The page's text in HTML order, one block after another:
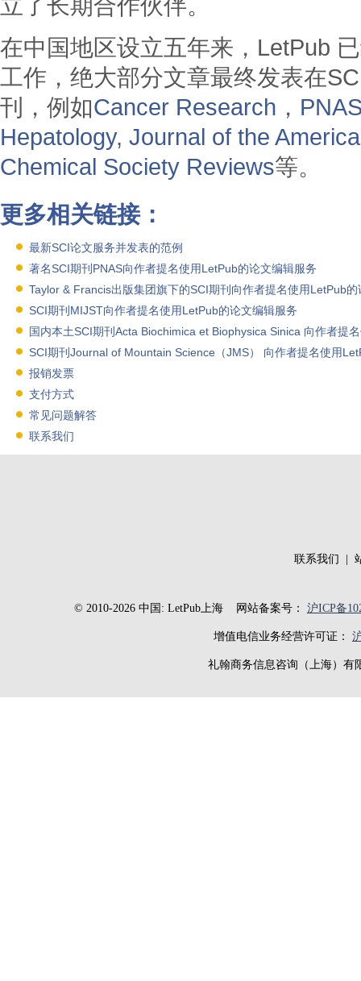
在中国地区设立五年来，LetPub
工作，绝大部分文章最终发表在
刊，例如Cancer Research ，
Hepatology, Journal of the
Chemical Society Reviews等。
更多相关链接：
最新SCI论文服务并发表的范例
著名SCI期刊PNAS向作者提名使用LetPub的论文编辑服务
Taylor & Francis出版集团旗下的SCI期刊向作者提名使用LetPub
SCI期刊MIJST向作者提名使用LetPub的论文编辑服务
国内本土SCI期刊Acta Biochimica et Biophysica Sinica 向作者提
SCI期刊Journal of Mountain Science（JMS） 向作者提名使用
报销发票
支付方式
常见问题解答
联系我们
联系我们
© 2010-2026 中国: LetPub上海网站备案号： 沪ICP备
增值电信业务经营许可证：
礼翰商务信息咨询（上海）